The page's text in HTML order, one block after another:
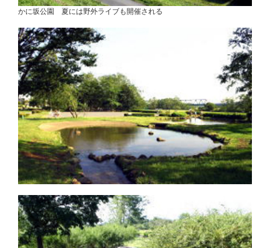
かに坂公園 夏には野外ライブも開催される